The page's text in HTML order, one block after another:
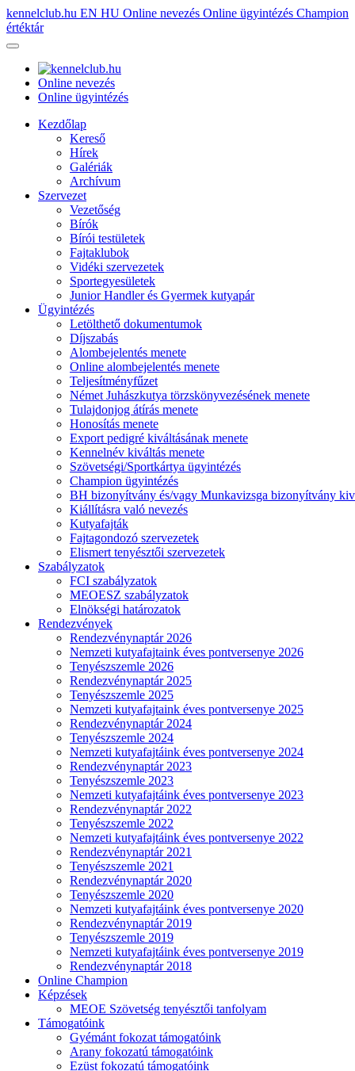
kennelclub.hu EN HU Online nevezés Online ügyintézés Champion
értéktár
Online nevezés
Online ügyintézés
Kezdőlap
Kereső
Hírek
Galériák
Archívum
Szervezet
Vezetőség
Bírók
Bírói testületek
Fajtaklubok
Vidéki szervezetek
Sportegyesületek
Junior Handler és Gyermek kutyapár
Ügyintézés
Letölthető dokumentumok
Díjszabás
Alombejelentés menete
Online alombejelentés menete
Teljesítményfűzet
Német Juhászkutya törzskönyvezésének menete
Tulajdonjog átírás menete
Honosítás menete
Export pedigré kiváltásának menete
Kennelnév kiváltás menete
Szövetségi/Sportkártya ügyintézés
Champion ügyintézés
BH bizonyítvány és/vagy Munkavizsga bizonyítvány
Kiállításra való nevezés
Kutyafajták
Fajtagondozó szervezetek
Elismert tenyésztői szervezetek
Szabályzatok
FCI szabályzatok
MEOESZ szabályzatok
Elnökségi határozatok
Rendezvények
Rendezvénynaptár 2026
Nemzeti kutyafajtaink éves pontversenye 2026
Tenyészszemle 2026
Rendezvénynaptár 2025
Tenyészszemle 2025
Nemzeti kutyafajtaink éves pontversenye 2025
Rendezvénynaptár 2024
Tenyészszemle 2024
Nemzeti kutyafajtáink éves pontversenye 2024
Rendezvénynaptár 2023
Tenyészszemle 2023
Nemzeti kutyafajtáink éves pontversenye 2023
Rendezvénynaptár 2022
Tenyészszemle 2022
Nemzeti kutyafajtáink éves pontversenye 2022
Rendezvénynaptár 2021
Tenyészszemle 2021
Rendezvénynaptár 2020
Tenyészszemle 2020
Nemzeti kutyafajtáink éves pontversenye 2020
Rendezvénynaptár 2019
Tenyészszemle 2019
Nemzeti kutyafajtáink éves pontversenye 2019
Rendezvénynaptár 2018
Online Champion
Képzések
MEOE Szövetség tenyésztői tanfolyam
Támogatóink
Gyémánt fokozat támogatóink
Arany fokozatú támogatóink
Ezüst fokozatú támogatóink